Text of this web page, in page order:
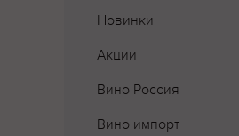
Новинки
Акции
Вино Россия
Вино импорт